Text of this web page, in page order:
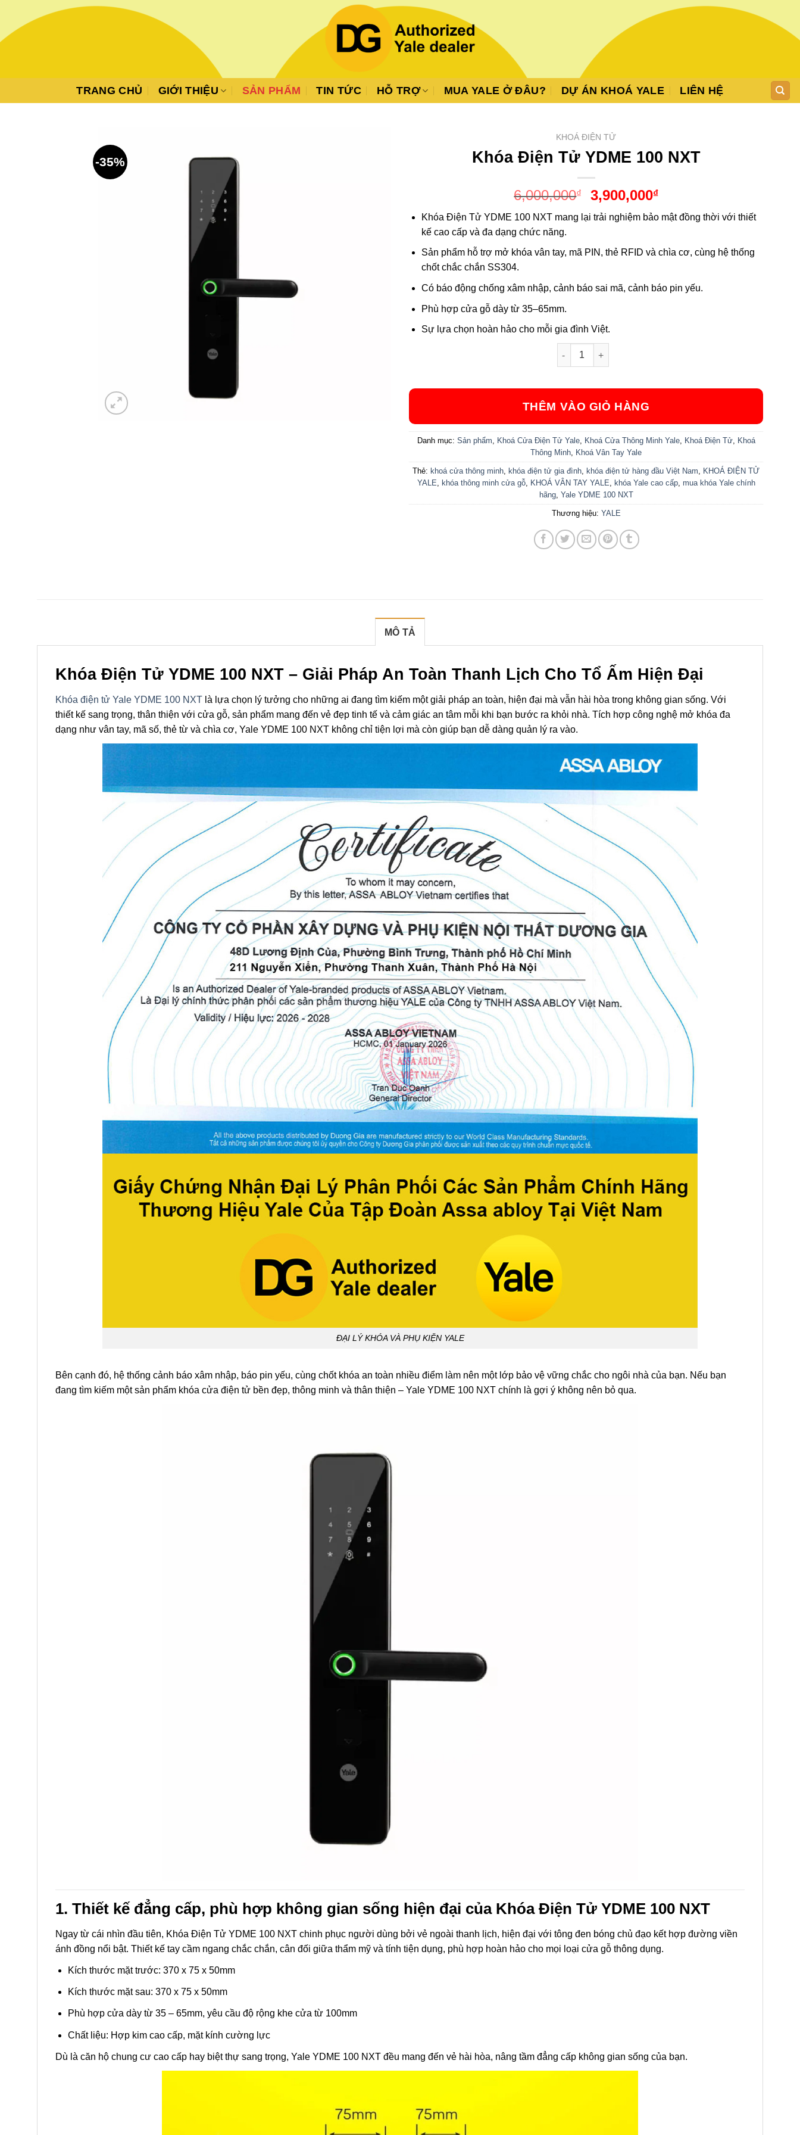
content
TRANG CHỦ GIỚI THIỆU SẢN PHẨM TIN TỨC HỖ TRỢ MUA YALE Ở ĐÂU? DỰ ÁN KHOÁ YALE LIÊN HỆ
-35%
KHOÁ ĐIỆN TỬ
Khóa Điện Tử YDME 100 NXT
6,000,000₫
Giá
gốc
là:
3,900,000₫Giá
hiện
tại
3,900,000₫.
Khóa Điện Tử YDME 100 NXT mang lại trải nghiệm bảo mật đồng thời với thiết
kế cao cấp và đa dạng chức năng.
Sản phẩm hỗ trợ mở khóa vân tay, mã PIN, thẻ RFID và chìa cơ, cùng hệ thống
chốt chắc chắn SS304.
Có báo động chống xâm nhập, cảnh báo sai mã, cảnh báo pin yếu.
Phù hợp cửa gỗ dày từ 35–65mm.
Sự lựa chọn hoàn hảo cho mỗi gia đình Việt.
Khóa Điện Tử YDME 100 NXT số lượng
THÊM VÀO GIỎ HÀNG
Danh mục: Sản phẩm Khoá Cửa Điện Tử Yale, Khoá Cửa Thông Minh Yale, Khoá Điện Tử, Khoá
Thông Minh Khoá Vân Tay Yale
Thẻ: khoá cửa thông minh khóa điện tử gia đình khóa điện tử hàng đầu Việt Nam
KHOÁ ĐIỆN TỬ
YALE khóa thông minh cửa gỗ, KHOÁ VÂN TAY YALE khóa Yale cao cấp, mua khóa Yale chính
hãng, Yale YDME 100 NXT
Thương hiệu: YALE
MÔ TẢ
Khóa Điện Tử YDME 100 NXT – Giải Pháp An Toàn Thanh Lịch Cho Tổ Ấm Hiện Đại
Khóa điện tử Yale YDME 100 NXT là lựa chọn lý tưởng cho những ai đang tìm kiếm một giải pháp an toàn, hiện đại mà vẫn hài hòa trong không gian sống. Với
thiết kế sang trọng, thân thiện với cửa gỗ, sản phẩm mang đến vẻ đẹp tinh tế và cảm giác an tâm mỗi khi bạn bước ra khỏi nhà. Tích hợp công nghệ mở khóa đa
dạng như vân tay, mã số, thẻ từ và chìa cơ, Yale YDME 100 NXT không chỉ tiện lợi mà còn giúp bạn dễ dàng quản lý ra vào.
ĐẠI LÝ KHÓA VÀ PHỤ KIỆN YALE
Bên cạnh đó, hệ thống cảnh báo xâm nhập, báo pin yếu, cùng chốt khóa an toàn nhiều điểm làm nên một lớp bảo vệ vững chắc cho ngôi nhà của bạn. Nếu bạn
đang tìm kiếm một sản phẩm khóa cửa điện tử bền đẹp, thông minh và thân thiện – Yale YDME 100 NXT chính là gợi ý không nên bỏ qua.
1. Thiết kế đẳng cấp, phù hợp không gian sống hiện đại của Khóa Điện Tử YDME 100 NXT
Ngay từ cái nhìn đầu tiên, Khóa Điện Tử YDME 100 NXT chinh phục người dùng bởi vẻ ngoài thanh lịch, hiện đại với tông đen bóng chủ đạo kết hợp đường viền
ánh đồng nổi bật. Thiết kế tay cầm ngang chắc chắn, cân đối giữa thẩm mỹ và tính tiện dụng, phù hợp hoàn hảo cho mọi loại cửa gỗ thông dụng.
Kích thước mặt trước: 370 x 75 x 50mm
Kích thước mặt sau: 370 x 75 x 50mm
Phù hợp cửa dày từ 35 – 65mm, yêu cầu độ rộng khe cửa từ 100mm
Chất liệu: Hợp kim cao cấp, mặt kính cường lực
Dù là căn hộ chung cư cao cấp hay biệt thự sang trọng, Yale YDME 100 NXT đều mang đến vẻ hài hòa, nâng tầm đẳng cấp không gian sống của bạn.